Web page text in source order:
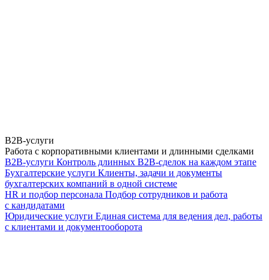
B2B-услуги
Работа с корпоративными клиентами и длинными сделками
B2B-услуги Контроль длинных B2B-сделок на каждом этапе
Бухгалтерские услуги Клиенты, задачи и документы
бухгалтерских компаний в одной системе
HR и подбор персонала Подбор сотрудников и работа
с кандидатами
Юридические услуги Единая система для ведения дел, работы
с клиентами и документооборота